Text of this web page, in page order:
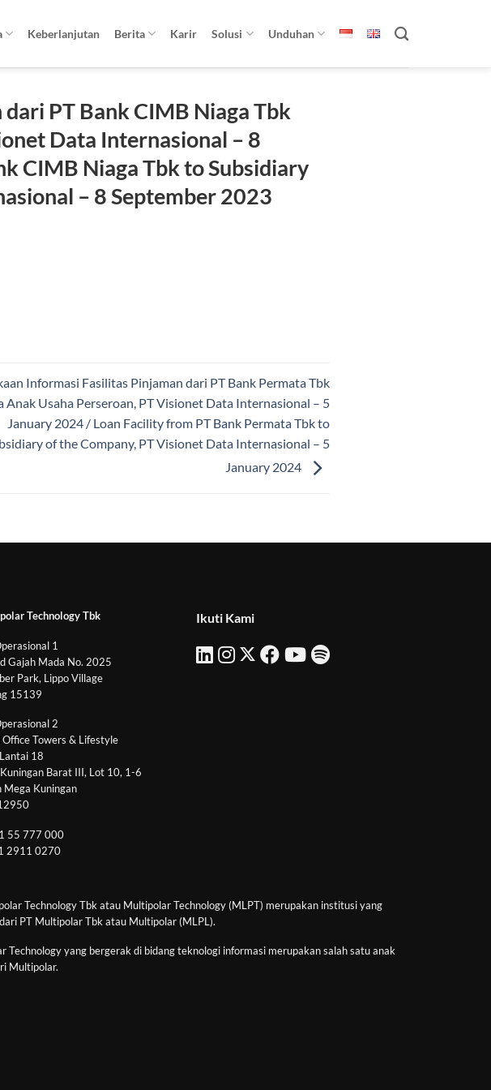
Keberlanjutan Berita Karir Solusi Unduhan
PT Bank CIMB Niaga Tbk
Data Internasional – 8
CIMB Niaga Tbk to Subsidiary
– 8 September 2023
Informasi Fasilitas Pinjaman dari PT Bank Permata Tbk
Anak Usaha Perseroan, PT Visionet Data Internasional – 5
January 2024 / Loan Facility from PT Bank Permata Tbk to
of the Company, PT Visionet Data Internasional – 5
January 2024
Technology Tbk
1
Gajah Mada No. 2025
Park, Lippo Village
15139
2
Office Towers & Lifestyle
18
Barat III, Lot 10, 1-6
Mega Kuningan
55 777 000
2911 0270
Ikuti Kami
Technology Tbk atau Multipolar Technology (MLPT) merupakan institusi yang
PT Multipolar Tbk atau Multipolar (MLPL).
Technology yang bergerak di bidang teknologi informasi merupakan salah satu anak
Multipolar.